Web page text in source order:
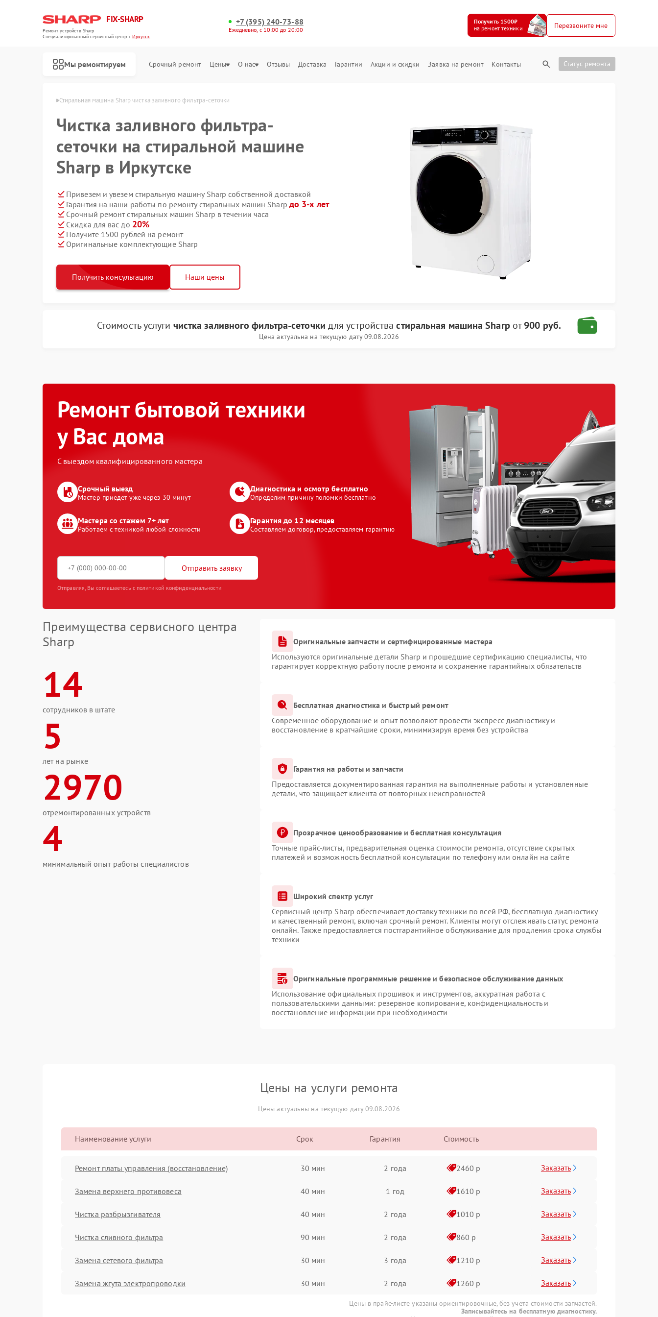
FIX-SHARP
Ремонт устройств Sharp
Специализированный cервисный центр г.Иркутск
+7 (395) 240-73-88
Ежедневно, с 10:00 до 20:00
Получить 1500₽
на ремонт техники
Перезвоните мне
Мы ремонтируем Срочный ремонт Цены О нас Отзывы Доставка Гарантии Акции и скидки Заявка на ремонт Контакты Статус ремонта
Стиральная машина Sharp чистка заливного фильтра-сеточки
Чистка заливного фильтра-
сеточки на стиральной машине
Sharp в Иркутске
Привезем и увезем стиральную машину Sharp собственной доставкой
Гарантия на наши работы по ремонту стиральных машин Sharp до 3-х лет
Срочный ремонт стиральных машин Sharp в течении часа
Скидка для вас до 20%
Получите 1500 рублей на ремонт
Оригинальные комплектующие Sharp
Получить консультацию Наши цены
Стоимость услуги чистка заливного фильтра-сеточки для устройствастиральная машина Sharpот900 руб.
Цена актуальна на текущую дату 09.08.2026
Ремонт бытовой техники
у Вас дома
С выездом квалифицированного мастера
Срочный выезд
Мастер приедет уже через 30 минут
Диагностика и осмотр бесплатно
Определим причину поломки бесплатно
Мастера со стажем 7+ лет
Работаем с техникой любой сложности
Гарантия до 12 месяцев
Составляем договор, предоставляем гарантию
Отправить заявку
Отправляя, Вы соглашаетесь с политикой конфиденциальности
Преимущества сервисного центра
Sharp
14
сотрудников в штате
5
лет на рынке
2970
отремонтированных устройств
4
минимальный опыт работы специалистов
Оригинальные запчасти и сертифицированные мастера
Используются оригинальные детали Sharp и прошедшие сертификацию специалисты, что
гарантирует корректную работу после ремонта и сохранение гарантийных обязательств
Бесплатная диагностика и быстрый ремонт
Современное оборудование и опыт позволяют провести экспресс-диагностику и
восстановление в кратчайшие сроки, минимизируя время без устройства
Гарантия на работы и запчасти
Предоставляется документированная гарантия на выполненные работы и установленные
детали, что защищает клиента от повторных неисправностей
Прозрачное ценообразование и бесплатная консультация
Точные прайс-листы, предварительная оценка стоимости ремонта, отсутствие скрытых
платежей и возможность бесплатной консультации по телефону или онлайн на сайте
Широкий спектр услуг
Сервисный центр Sharp обеспечивает доставку техники по всей РФ, бесплатную диагностику
и качественный ремонт, включая срочный ремонт. Клиенты могут отслеживать статус ремонта
онлайн. Также предоставляется постгарантийное обслуживание для продления срока службы
техники
Оригинальные программные решение и безопасное обслуживание данных
Использование официальных прошивок и инструментов, аккуратная работа с
пользовательскими данными: резервное копирование, конфиденциальность и
восстановление информации при необходимости
Цены на услуги ремонта
Цены актуальны на текущую дату 09.08.2026
Наименование услуги Срок Гарантия Стоимость
Ремонт платы управления (восстановление) 30 мин 2 года 2460 р Заказать
Замена верхнего противовеса 40 мин 1 год 1610 р Заказать
Чистка разбрызгивателя 40 мин 2 года 1010 р Заказать
Чистка сливного фильтра 90 мин 2 года 860 р Заказать
Замена сетевого фильтра 30 мин 3 года 1210 р Заказать
Замена жгута электропроводки 30 мин 2 года 1260 р Заказать
Цены в прайс-листе указаны ориентировочные, без учета стоимости запчастей.
Записывайтесь на бесплатную диагностику.